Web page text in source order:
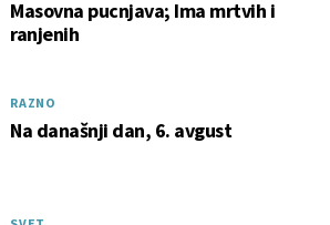
Masovna pucnjava; Ima mrtvih i
ranjenih
RAZNO
Na današnji dan, 6. avgust